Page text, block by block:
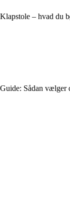
Klapstole – hvad du
Guide: Sådan vælger